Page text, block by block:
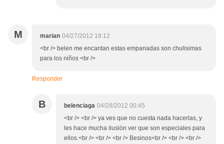
M marian 04/27/2012 19:12
<br /> belen me encantan estas empanadas son chulisimas
para los niños <br />
Responder
B belenciaga 04/28/2012 00:45
<br /> <br /> ya ves que no cuesta nada hacerlas, y
les hace mucha ilusión ver que son especiales para
ellos.<br /> <br /> <br /> Besinos<br /> <br /> <br />